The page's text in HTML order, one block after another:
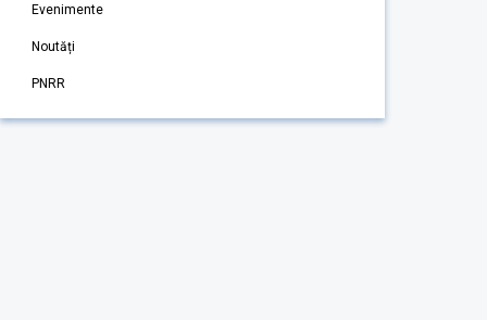
Evenimente
Noutăți
PNRR